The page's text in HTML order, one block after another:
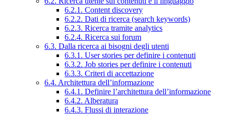
6.2.1. Content discovery
6.2.2. Dati di ricerca (search keywords)
6.2.3. Ricerca tramite analytics
6.2.4. Ricerca sui forum
6.3. Dalla ricerca ai bisogni degli utenti
6.3.1. User stories per definire i contenuti
6.3.2. Job stories per definire i contenuti
6.3.3. Criteri di accettazione
6.4. Architettura dell’informazione
6.4.1. Definire l’architettura dell’informazione
6.4.2. Alberatura
6.4.3. Flussi di interazione